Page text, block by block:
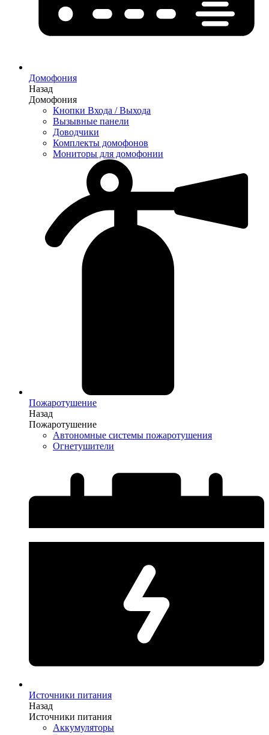
Домофония
Назад
Домофония
Кнопки Входа / Выхода
Вызывные панели
Доводчики
Комплекты домофонов
Мониторы для домофонии
Пожаротушение
Назад
Пожаротушение
Автономные системы пожаротушения
Огнетушители
Источники питания
Назад
Источники питания
Аккумуляторы